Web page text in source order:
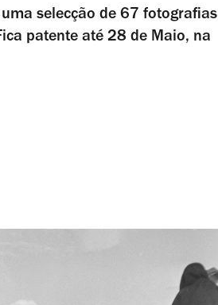
selecção de 67 fotografias
patente até 28 de Maio, na